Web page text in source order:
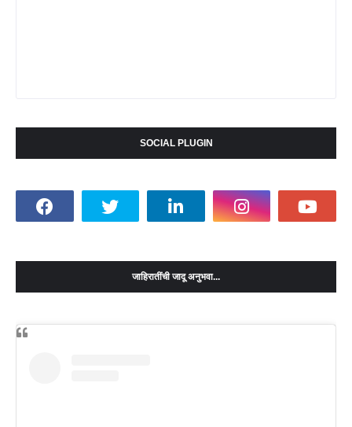
SOCIAL PLUGIN
जाहिरातींची जादू अनुभवा...